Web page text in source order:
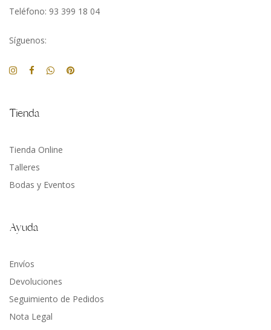
Teléfono: 93 399 18 04
Síguenos:
Tienda
Tienda Online
Talleres
Bodas y Eventos
Ayuda
Envíos
Devoluciones
Seguimiento de Pedidos
Nota Legal